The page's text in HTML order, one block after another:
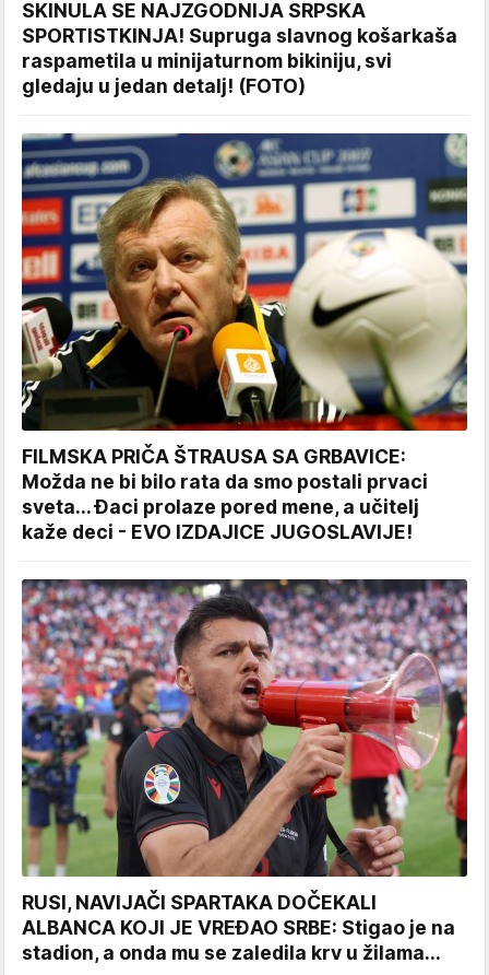
SKINULA SE NAJZGODNIJA SRPSKA
SPORTISTKINJA! Supruga slavnog košarkaša
raspametila u minijaturnom bikiniju, svi
gledaju u jedan detalj! (FOTO)
FILMSKA PRIČA ŠTRAUSA SA GRBAVICE:
Možda ne bi bilo rata da smo postali prvaci
sveta... Đaci prolaze pored mene, a učitelj
kaže deci - EVO IZDAJICE JUGOSLAVIJE!
RUSI, NAVIJAČI SPARTAKA DOČEKALI
ALBANCA KOJI JE VREĐAO SRBE: Stigao je na
stadion, a onda mu se zaledila krv u žilama...